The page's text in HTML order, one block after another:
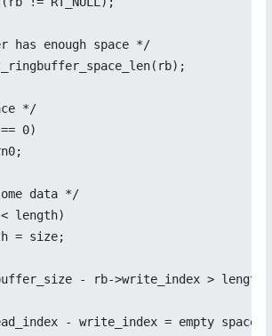
enough space */
*/
0)
data */
size;
- rb->write_index > length)
- write_index = empty space